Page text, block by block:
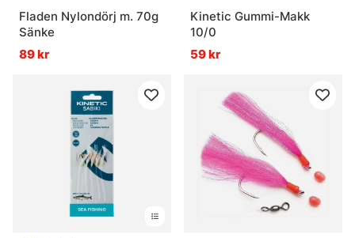
Fladen Nylondörj m. 70g
Sänke
89 kr
Kinetic Gummi-Makk
10/0
59 kr